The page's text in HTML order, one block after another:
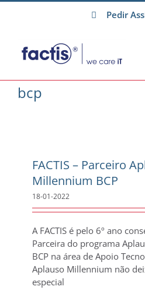
Pedir
bcp
FACTIS – Parceiro
Millennium BCP
18-01-2022
A FACTIS é pelo 6º ano
Parceira do programa
BCP na área de Apoio
Aplauso Millennium não
especial